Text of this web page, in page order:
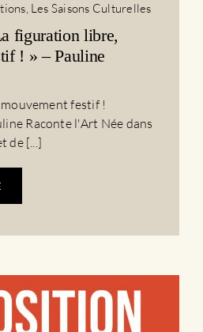
, Les Saisons Culturelles
figuration libre,
! » – Pauline
festif !
Raconte l'Art Née dans
de [...]